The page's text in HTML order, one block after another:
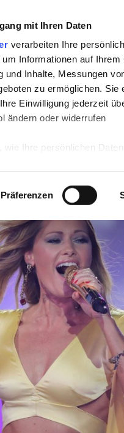
mit Ihren Daten
verarbeiten Ihre
Informationen auf
und Inhalte, Messungen
zu ermöglichen.
Einwilligung jederzeit
ändern oder widerrufen
Ihre persönlichen
Inhalte und Anzeigen zu
Zugriffe auf unsere
unserer Website
Partner führen diese
haben oder die
Präferenzen
verabschiedet sich vom